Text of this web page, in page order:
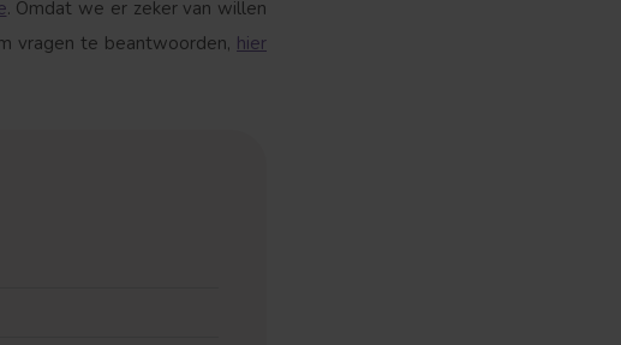
. Omdat we er zeker van willen
vragen te beantwoorden, hier